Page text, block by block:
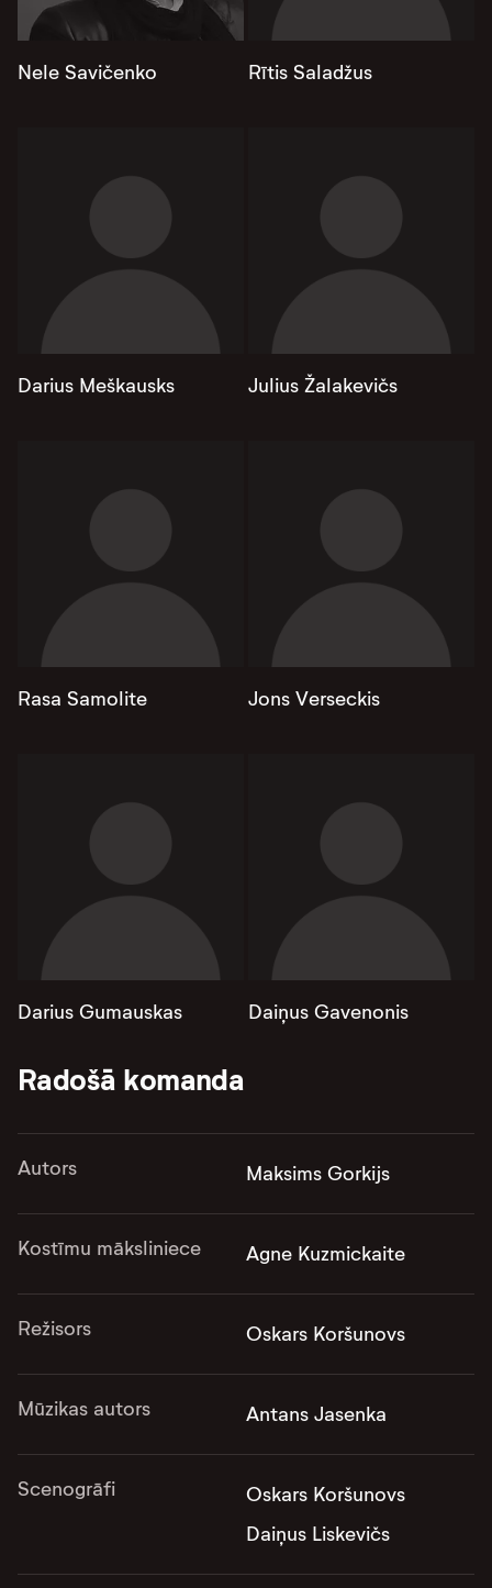
Nele Savičenko Rītis Saladžus
Darius Meškausks Julius Žalakevičs
Rasa Samolite Jons Verseckis
Darius Gumauskas Daiņus Gavenonis
Radošā komanda
Autors Maksims Gorkijs
Kostīmu māksliniece Agne Kuzmickaite
Režisors Oskars Koršunovs
Mūzikas autors Antans Jasenka
Scenogrāfi
Oskars Koršunovs
Daiņus Liskevičs